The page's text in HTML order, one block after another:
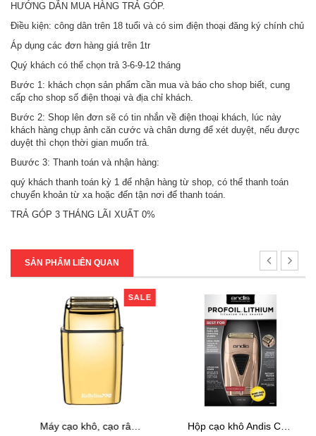
HƯỚNG DẪN MUA HÀNG TRẢ GÓP.
Điều kiện: công dân trên 18 tuổi và có sim điện thoại đăng ký chính chủ
Áp dụng các đơn hàng giá trên 1tr
Quý khách có thể chọn trả 3-6-9-12 tháng
Bước 1: khách chọn sản phẩm cần mua và báo cho shop biết, cung
cấp cho shop số điện thoại và địa chỉ khách.
Bước 2: Shop lên đơn sẽ có tin nhắn về điện thoại khách, lúc này
khách hàng chụp ảnh căn cước và chân dưng để xét duyệt, nếu được
duyệt thì chọn thời gian muốn trả.
Buước 3: Thanh toán và nhận hàng:
quý khách thanh toán kỳ 1 để nhận hàng từ shop, có thể thanh toán
chuyển khoản từ xa hoặc đến tận nơi để thanh toán.
TRẢ GÓP 3 THÁNG LÃI XUẤT 0%
SẢN PHẨM LIÊN QUAN
SALE
Máy cạo khô, cạo râu tóc BaBylissPro FOILFX02 Gold
Hộp cạo khô Andis Copper ProFoil Lithium